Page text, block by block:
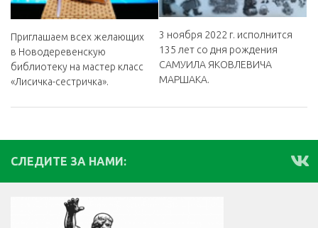
Приглашаем всех желающих
в Новодеревенскую
библиотеку на мастер класс
«Лисичка-сестричка».
3 ноября 2022 г. исполнится
135 лет со дня рождения
САМУИЛА ЯКОВЛЕВИЧА
МАРШАКА.
СЛЕДИТЕ ЗА НАМИ: